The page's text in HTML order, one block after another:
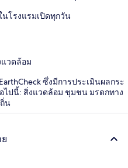
นโรงแรมเปิดทุกวัน
วดล้อม
ซึ่งมีการประเมินผลกระ
ปนี้: สิ่งแวดล้อม ชุมชน มรดกทาง
น